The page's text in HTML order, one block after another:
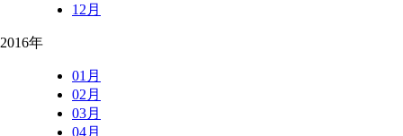
12月
2016年
01月
02月
03月
04月